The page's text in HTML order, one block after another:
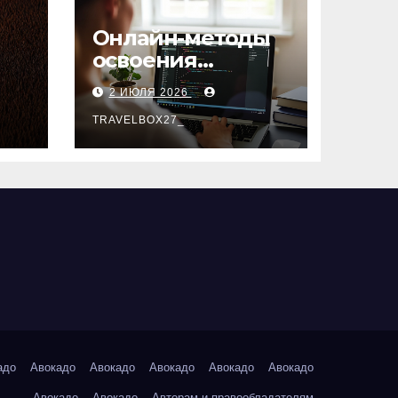
Онлайн-методы
освоения
актуальных
профессий
2 ИЮЛЯ 2026
TRAVELBOX27_
Авокадо Авокадо Авокадо Авокадо Авокадо